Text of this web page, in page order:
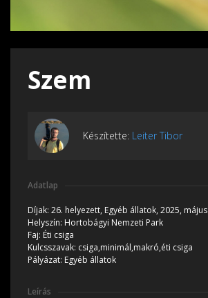
Szem
Készítette: Leiter Tibor
Adatlap
Díjak: 26. helyezett, Egyéb állatok, 2025, május
Helyszín: Hortobágyi Nemzeti Park
Faj: Éti csiga
Kulcsszavak: csiga,minimál,makró,éti csiga
Pályázat: Egyéb állatok
Leírás